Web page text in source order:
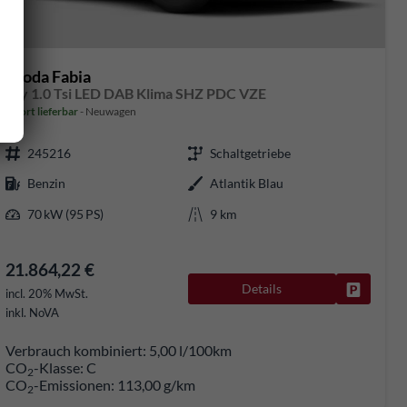
Skoda Fabia
Joy 1.0 Tsi LED DAB Klima SHZ PDC VZE
sofort lieferbar Neuwagen
245216
Schaltgetriebe
Benzin
Atlantik Blau
70 kW (95 PS)
9 km
21.864,22 €
incl. 20% MwSt.
inkl. NoVA
Details
Verbrauch kombiniert: 5,00 l/100km
CO2-Klasse: C
CO2-Emissionen: 113,00 g/km